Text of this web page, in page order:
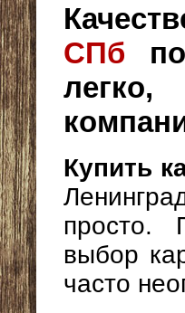
СПб
Купить
просто.
выбор
часто